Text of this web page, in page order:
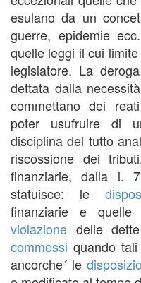
esulano da un
guerre, epidemie
quelle leggi il cui
legislatore. La
dettata dalla
commettano dei
poter usufruire di
disciplina del tutto
riscossione dei
finanziarie, dalla l.
statuisce: le
finanziarie e
violazione delle
commessi quando tali
ancorche´ le